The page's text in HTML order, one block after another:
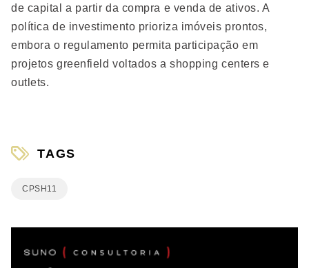
de capital a partir da compra e venda de ativos. A
política de investimento prioriza imóveis prontos,
embora o regulamento permita participação em
projetos greenfield voltados a shopping centers e
outlets.
TAGS
CPSH11